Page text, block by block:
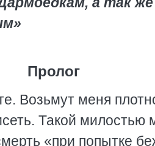
Пролог
Возьмут меня
Такой милостью
«при попытке